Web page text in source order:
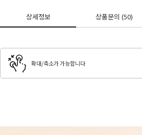
상세정보 상품문의(50)
확대/축소가 가능합니다